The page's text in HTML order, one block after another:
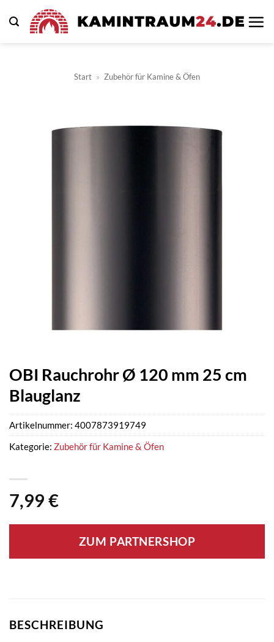
Inhalt
Start » Zubehör für Kamine & Öfen
OBI Rauchrohr Ø 120 mm 25 cm
Blauglanz
7,99 €
ZUM PARTNERSHOP
Artikelnummer: 4007873919749
Kategorie: Zubehör für Kamine & Öfen
BESCHREIBUNG